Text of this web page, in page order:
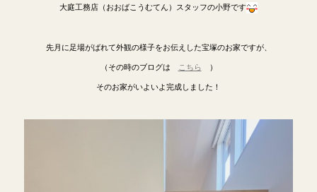
大庭工務店（おおばこうむてん）スタッフの小野です
先月に足場がばれて外観の様子をお伝えした宝塚のお家ですが、
（その時のブログは こちら ）
そのお家がいよいよ完成しました！